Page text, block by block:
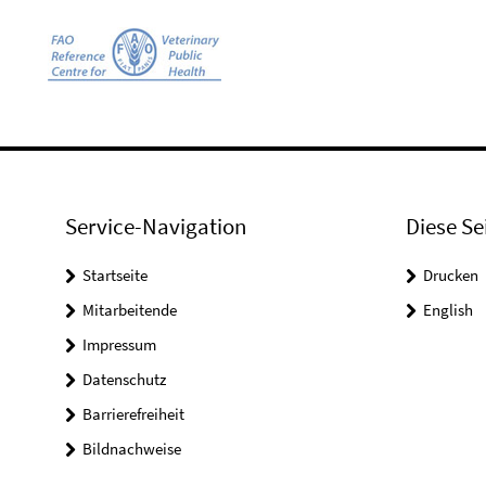
Service-Navigation
Startseite
Mitarbeitende
Impressum
Datenschutz
Barrierefreiheit
Bildnachweise
Diese
Drucken
English